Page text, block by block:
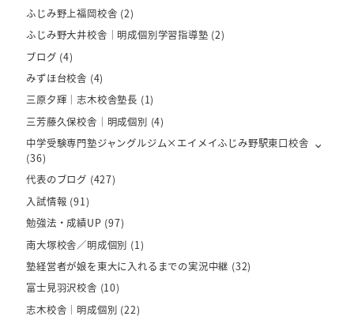
ふじみ野上福岡校舎 (2)
ふじみ野大井校舎｜明成個別学習指導塾 (2)
ブログ (4)
みずほ台校舎 (4)
三原夕輝｜志木校舎塾長 (1)
三芳藤久保校舎｜明成個別 (4)
中学受験専門塾ジャングルジム×エイメイふじみ野駅東口校舎
(36)
代表のブログ (427)
入試情報 (91)
勉強法・成績UP (97)
南大塚校舎／明成個別 (1)
塾経営者が娘を東大に入れるまでの実況中継 (32)
富士見羽沢校舎 (10)
志木校舎｜明成個別 (22)